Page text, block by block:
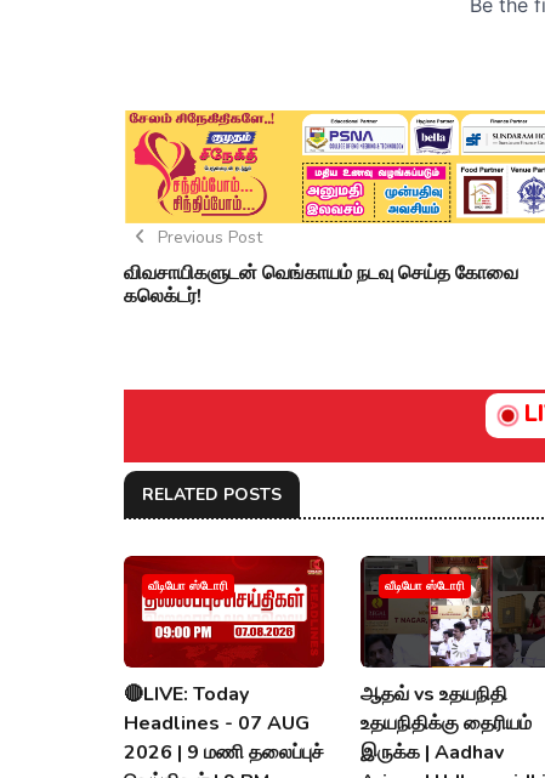
Previous Post
விவசாயிகளுடன் வெங்காயம் நடவு செய்த கோவை
கலெக்டர்!
RELATED POSTS
வீடியோ ஸ்டோரி
🔴LIVE: Today
Headlines - 07 AUG
2026 | 9 மணி தலைப்புச்
வீடியோ ஸ்டோரி
ஆதவ் vs உதயநிதி
உதயநிதிக்கு தைரியம்
இருக்க | Aadhav